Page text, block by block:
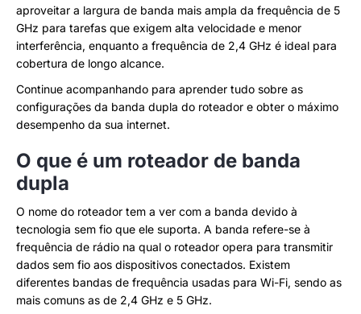
aproveitar a largura de banda mais ampla da frequência de 5
GHz para tarefas que exigem alta velocidade e menor
interferência, enquanto a frequência de 2,4 GHz é ideal para
cobertura de longo alcance.
Continue acompanhando para aprender tudo sobre as
configurações da banda dupla do roteador e obter o máximo
desempenho da sua internet.
O que é um roteador de banda
dupla
O nome do roteador tem a ver com a banda devido à
tecnologia sem fio que ele suporta. A banda refere-se à
frequência de rádio na qual o roteador opera para transmitir
dados sem fio aos dispositivos conectados. Existem
diferentes bandas de frequência usadas para Wi-Fi, sendo as
mais comuns as de 2,4 GHz e 5 GHz.